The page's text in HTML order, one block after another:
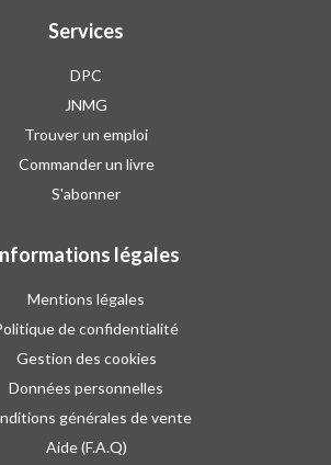
Services
DPC
JNMG
Trouver un emploi
Commander un livre
S'abonner
légales
Mentions légales
de confidentialité
Gestion des cookies
Données personnelles
générales de vente
Aide (F.A.Q)